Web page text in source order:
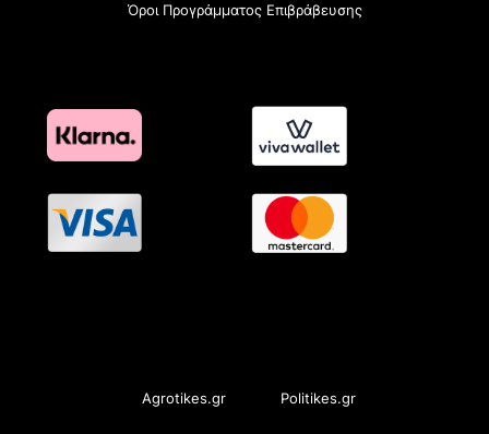
Όροι Προγράμματος Επιβράβευσης
Agrotikes.gr Politikes.gr